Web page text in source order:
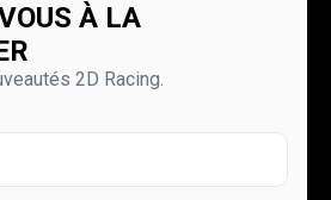
À LA
2D Racing.